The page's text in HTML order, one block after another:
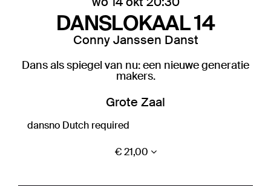
DANSLOKAAL 14
Conny Janssen Danst
Dans als spiegel van nu: een nieuwe generatie
makers.
Grote Zaal
dansno Dutch required
€ 21,00